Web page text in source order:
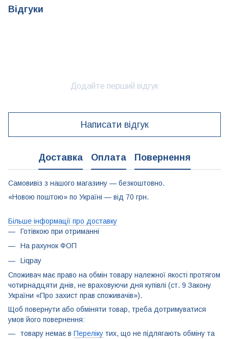
Відгуки
Додайте перший відгук
Написати відгук
Доставка Оплата Повернення
Самовивіз з нашого магазину — безкоштовно.
«Новою поштою» по Україні — від 70 грн.
Більше інформації про доставку
Готівкою при отриманні
На рахунок ФОП
Liqpay
Споживач має право на обмін товару належної якості протягом
чотирнадцяти днів, не враховуючи дня купівлі (ст. 9 Закону
України «Про захист прав споживачів»).
Щоб повернути або обміняти товар, треба дотримуватися
умов його повернення:
товару немає в Переліку тих, що не підлягають обміну та